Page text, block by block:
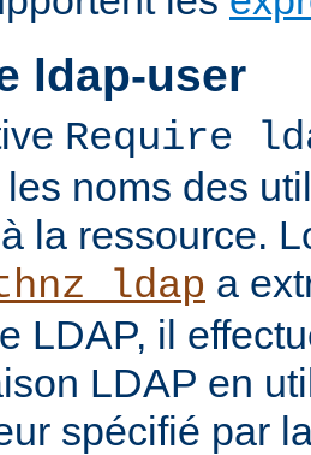
ldap-user
Require
noms des
la ressource.
a
LDAP, il
LDAP en
spécifié par